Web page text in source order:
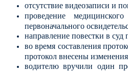
отсутствие видеозаписи и
проведение медицинского
первоначального
направление повестки в суд
во время составления
протокол внесены
водителю вручили один